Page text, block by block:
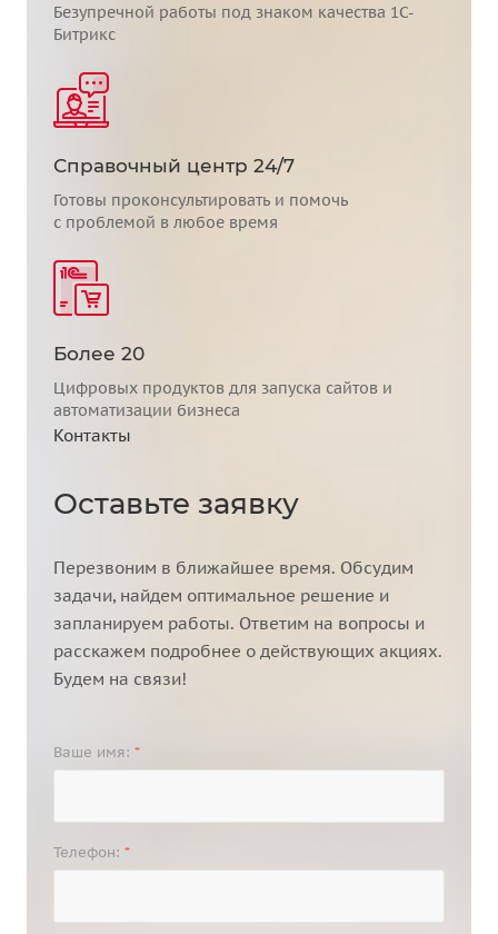
Безупречной работы под знаком качества 1С-
Битрикс
Справочный центр 24/7
Готовы проконсультировать и помочь
с проблемой в любое время
Более 20
Цифровых продуктов для запуска сайтов и
автоматизации бизнеса
Контакты
Оставьте заявку
Перезвоним в ближайшее время. Обсудим
задачи, найдем оптимальное решение и
запланируем работы. Ответим на вопросы и
расскажем подробнее о действующих акциях.
Будем на связи!
Ваше имя: *
Телефон: *